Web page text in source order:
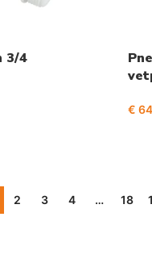
3/4
€
2 3 4 … 18